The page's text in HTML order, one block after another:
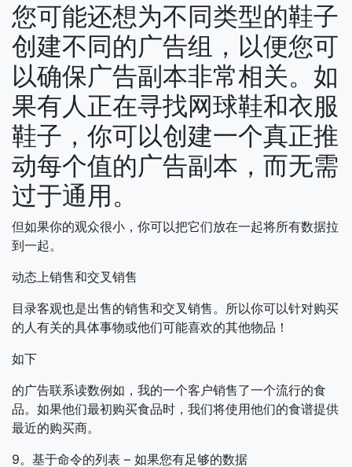
您可能还想为不同类型的鞋子
创建不同的广告组，以便您可
以确保广告副本非常相关。如
果有人正在寻找网球鞋和衣服
鞋子，你可以创建一个真正推
动每个值的广告副本，而无需
过于通用。
但如果你的观众很小，你可以把它们放在一起将所有数据拉
到一起。
动态上销售和交叉销售
目录客观也是出售的销售和交叉销售。所以你可以针对购买
的人有关的具体事物或他们可能喜欢的其他物品！
如下
的广告联系读数例如，我的一个客户销售了一个流行的食
品。如果他们最初购买食品时，我们将使用他们的食谱提供
最近的购买商。
9。基于命令的列表 – 如果您有足够的数据